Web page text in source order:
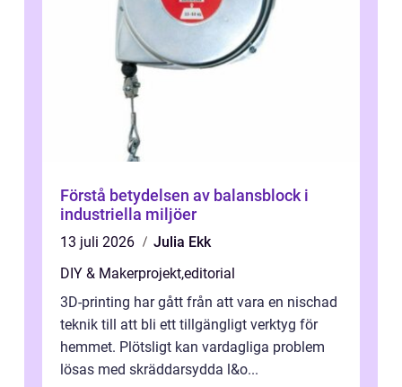
Förstå betydelsen av balansblock i
industriella miljöer
13 juli 2026
Julia Ekk
DIY & Makerprojekt,editorial
3D-printing har gått från att vara en nischad
teknik till att bli ett tillgängligt verktyg för
hemmet. Plötsligt kan vardagliga problem
lösas med skräddarsydda l&o...